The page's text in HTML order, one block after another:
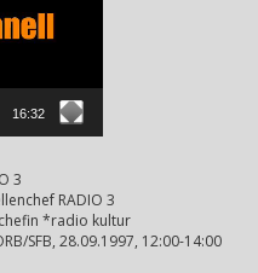
16:32
3
RADIO 3
*radio kultur
SFB, 28.09.1997, 12:00-14:00